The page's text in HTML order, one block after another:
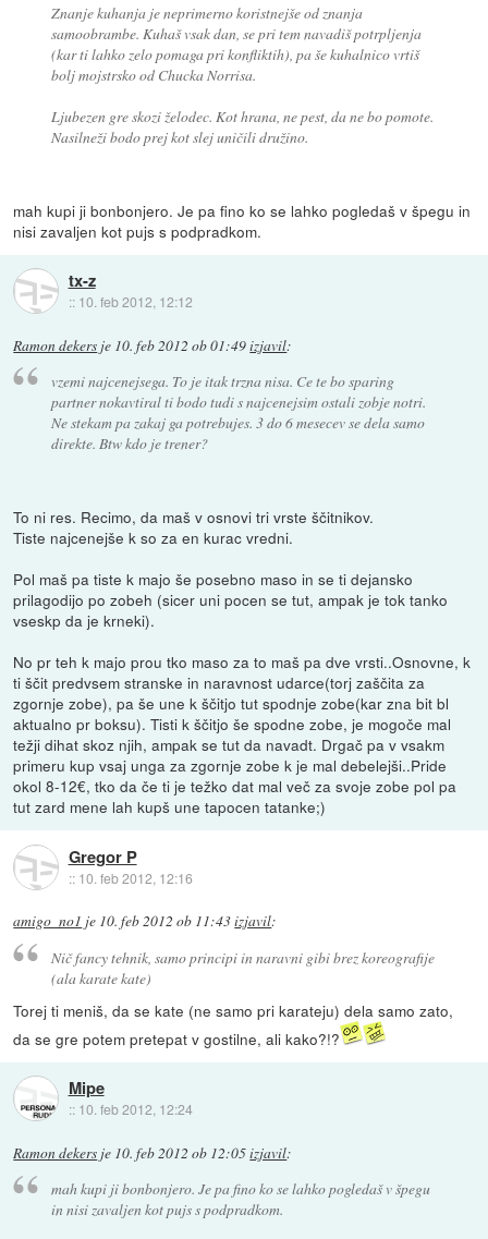
Znanje kuhanja je neprimerno koristnejše od znanja
samoobrambe. Kuhaš vsak dan, se pri tem navadiš potrpljenja
(kar ti lahko zelo pomaga pri konfliktih), pa še kuhalnico vrtiš
bolj mojstrsko od Chucka Norrisa.
Ljubezen gre skozi želodec. Kot hrana, ne pest, da ne bo pomote.
Nasilneži bodo prej kot slej uničili družino.
mah kupi ji bonbonjero. Je pa fino ko se lahko pogledaš v špegu in
nisi zavaljen kot pujs s podpradkom.
tx-z
:: 10. feb 2012, 12:12
Ramon dekers je 10. feb 2012 ob 01:49izjavil:
vzemi najcenejsega. To je itak trzna nisa. Ce te bo sparing
partner nokavtiral ti bodo tudi s najcenejsim ostali zobje notri.
Ne stekam pa zakaj ga potrebujes. 3 do 6 mesecev se dela samo
direkte. Btw kdo je trener?
To ni res. Recimo, da maš v osnovi tri vrste ščitnikov.
Tiste najcenejše k so za en kurac vredni.
Pol maš pa tiste k majo še posebno maso in se ti dejansko
prilagodijo po zobeh (sicer uni pocen se tut, ampak je tok tanko
vseskp da je krneki).
No pr teh k majo prou tko maso za to maš pa dve vrsti..Osnovne, k
ti ščit predvsem stranske in naravnost udarce(torj zaščita za
zgornje zobe), pa še une k ščitjo tut spodnje zobe(kar zna bit bl
aktualno pr boksu). Tisti k ščitjo še spodne zobe, je mogoče mal
težji dihat skoz njih, ampak se tut da navadt. Drgač pa v vsakm
primeru kup vsaj unga za zgornje zobe k je mal debelejši..Pride
okol 8-12€, tko da če ti je težko dat mal več za svoje zobe pol pa
tut zard mene lah kupš une tapocen tatanke;)
Gregor P
:: 10. feb 2012, 12:16
amigo_no1 je 10. feb 2012 ob 11:43izjavil:
Nič fancy tehnik, samo principi in naravni gibi brez koreografije
(ala karate kate)
Torej ti meniš, da se kate (ne samo pri karateju) dela samo zato,
da se gre potem pretepat v gostilne, ali kako?!?
Mipe
:: 10. feb 2012, 12:24
Ramon dekers je 10. feb 2012 ob 12:05izjavil:
mah kupi ji bonbonjero. Je pa fino ko se lahko pogledaš v špegu
in nisi zavaljen kot pujs s podpradkom.